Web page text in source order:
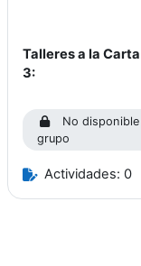
Talleres a la
3:
No
grupo
Actividades: 0